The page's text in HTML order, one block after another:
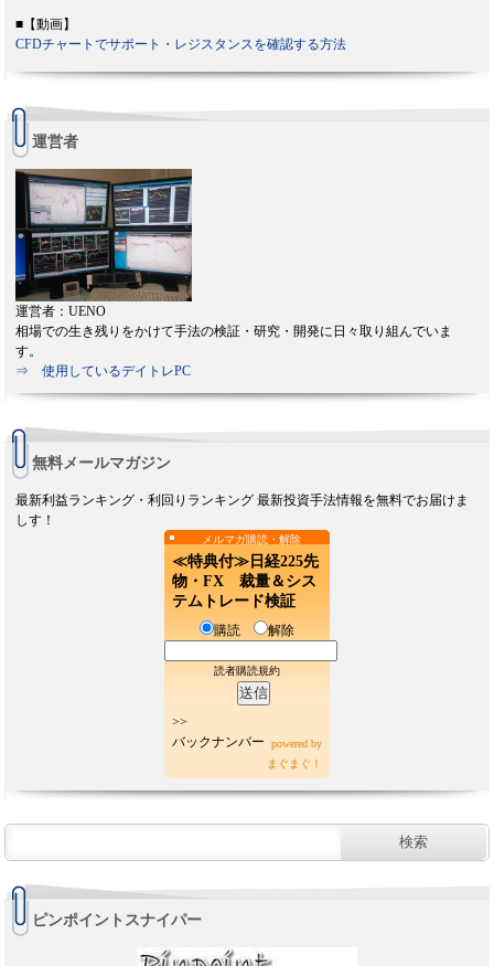
■【動画】
CFDチャートでサポート・レジスタンスを確認する方法
運営者
運営者：UENO
相場での生き残りをかけて手法の検証・研究・開発に日々取り組んでいま
す。
⇒ 使用しているデイトレPC
無料メールマガジン
最新利益ランキング・利回りランキング 最新投資手法情報を無料でお届けま
しす！
メルマガ購読・解除
≪特典付≫日経225先
物・FX 裁量＆シス
テムトレード検証
購読 解除
読者購読規約
>>
バックナンバー
powered by
まぐまぐ！
ピンポイントスナイパー